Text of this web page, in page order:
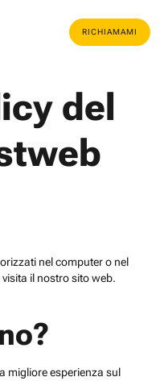
RICHIAMAMI
del
nel computer o nel
il nostro sito web.
migliore esperienza sul